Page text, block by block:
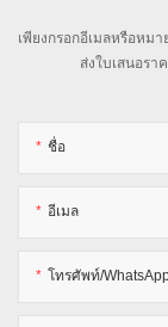
เพียงกรอกอีเมลหรือหม
ส่งใบเสนอร
ชื่อ
อีเมล
โทรศัพท์/